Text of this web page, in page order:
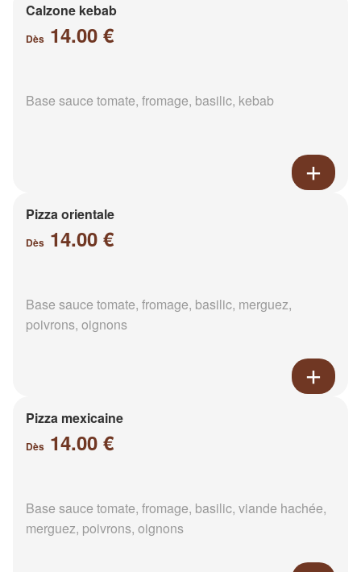
Calzone kebab
Dès 14.00 €
Base sauce tomate, fromage, basilic, kebab
Pizza orientale
Dès 14.00 €
Base sauce tomate, fromage, basilic, merguez,
poivrons, oignons
Pizza mexicaine
Dès 14.00 €
Base sauce tomate, fromage, basilic, viande hachée,
merguez, poivrons, oignons